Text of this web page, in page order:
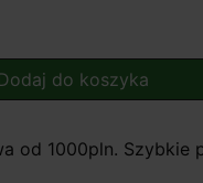
do koszyka
od 1000pln. Szybkie